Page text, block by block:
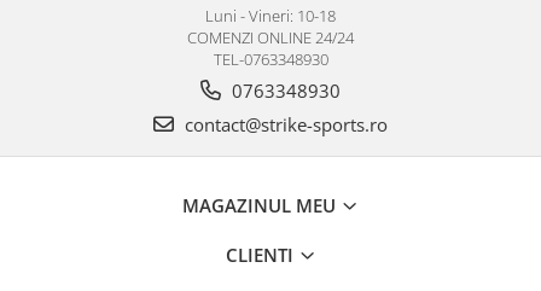
Luni - Vineri: 10-18
COMENZI ONLINE 24/24
TEL-0763348930
0763348930
contact@strike-sports.ro
MAGAZINUL MEU
CLIENTI